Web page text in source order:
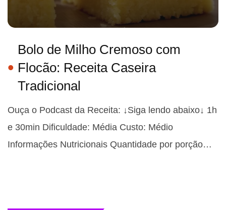
Bolo de Milho Cremoso com
Flocão: Receita Caseira
Tradicional
Ouça o Podcast da Receita: ↓Siga lendo abaixo↓ 1h
e 30min Dificuldade: Média Custo: Médio
Informações Nutricionais Quantidade por porção…